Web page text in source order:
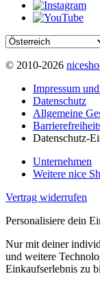
© 2010-2026
Impressum
Datenschutz
Allgemeine
Datenschutz-
Unternehmen
Weitere nice
Vertrag widerrufen
Personalisiere dein
Nur mit deiner
und weitere
Einkaufserlebnis zu